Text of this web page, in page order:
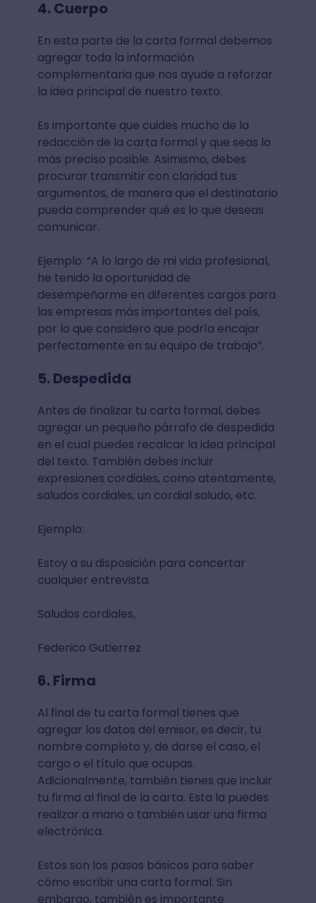
4. Cuerpo
En esta parte de la carta formal debemos
agregar toda la información
complementaria que nos ayude a reforzar
la idea principal de nuestro texto.
Es importante que cuides mucho de la
redacción de la carta formal y que seas lo
más preciso posible. Asimismo, debes
procurar transmitir con claridad tus
argumentos, de manera que el destinatario
pueda comprender qué es lo que deseas
comunicar.
Ejemplo: “A lo largo de mi vida profesional,
he tenido la oportunidad de
desempeñarme en diferentes cargos para
las empresas más importantes del país,
por lo que considero que podría encajar
perfectamente en su equipo de trabajo”.
5. Despedida
Antes de finalizar tu carta formal, debes
agregar un pequeño párrafo de despedida
en el cual puedes recalcar la idea principal
del texto. También debes incluir
expresiones cordiales, como atentamente,
saludos cordiales, un cordial saludo, etc.
Ejemplo:
Estoy a su disposición para concertar
cualquier entrevista.
Saludos cordiales,
Federico Gutierrez
6. Firma
Al final de tu carta formal tienes que
agregar los datos del emisor, es decir, tu
nombre completo y, de darse el caso, el
cargo o el título que ocupas.
Adicionalmente, también tienes que incluir
tu firma al final de la carta. Esta la puedes
realizar a mano o también usar una firma
electrónica.
Estos son los pasos básicos para saber
cómo escribir una carta formal. Sin
embargo, también es importante